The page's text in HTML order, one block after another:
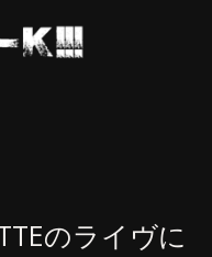
のライヴに